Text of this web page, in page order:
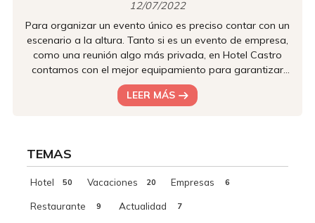
TEMAS
Hotel 50 Vacaciones 20 Empresas 6
Restaurante 9 Actualidad 7
12/07/2022
Para organizar un evento único es preciso contar con un
escenario a la altura. Tanto si es un evento de empresa,
como una reunión algo más privada, en Hotel Castro
contamos con el mejor equipamiento para garantizar
que estarás a la altura como anfitrión. ¿Ya conoces todo
lo que podemos ofrecer? Eventos perfectos en Santiago
LEER MÁS